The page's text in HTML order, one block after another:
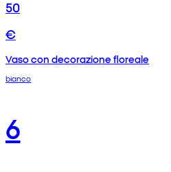
50
€
Vaso con decorazione floreale
bianco
6